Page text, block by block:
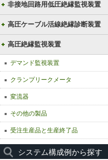
非接地回路用低圧絶縁監視装置
高圧ケーブル活線絶縁診断装置
高圧絶縁監視装置
デマンド監視装置
クランプリークメータ
変流器
その他の製品
受注生産品と生産終了品
システム構成例から探す